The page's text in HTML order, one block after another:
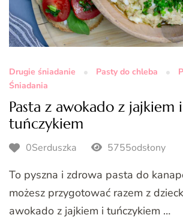
Drugie śniadanie Pasty do chleba
Śniadania
Pasta z awokado z jajkiem i
tuńczykiem
0Serduszka 5755odsłony
To pyszna i zdrowa pasta do
możesz przygotować razem z
awokado z jajkiem i tuńczykiem …